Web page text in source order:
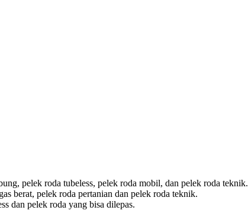
pelek roda tubeless, pelek roda mobil, dan pelek roda teknik.
berat, pelek roda pertanian dan pelek roda teknik.
dan pelek roda yang bisa dilepas.